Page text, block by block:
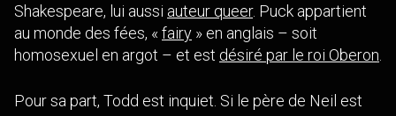
Shakespeare, lui aussi auteur queer. Puck appartient
au monde des fées, « fairy » en anglais – soit
homosexuel en argot – et est désiré par le roi Oberon.
Pour sa part, Todd est inquiet. Si le père de Neil est